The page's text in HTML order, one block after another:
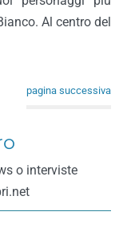
Al centro del
pagina successiva
o interviste